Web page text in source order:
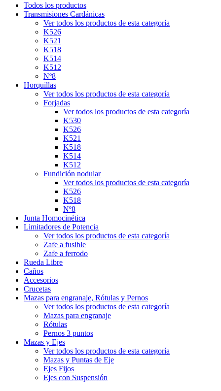
Todos los productos
Transmisiones Cardánicas
Ver todos los productos de esta categoría
K526
K521
K518
K514
K512
Nº8
Horquillas
Ver todos los productos de esta categoría
Forjadas
Ver todos los productos de esta categoría
K530
K526
K521
K518
K514
K512
Fundición nodular
Ver todos los productos de esta categoría
K526
K518
Nº8
Junta Homocinética
Limitadores de Potencia
Ver todos los productos de esta categoría
Zafe a fusible
Zafe a ferrodo
Rueda Libre
Caños
Accesorios
Crucetas
Mazas para engranaje, Rótulas y Pernos
Ver todos los productos de esta categoría
Mazas para engranaje
Rótulas
Pernos 3 puntos
Mazas y Ejes
Ver todos los productos de esta categoría
Mazas y Puntas de Eje
Ejes Fijos
Ejes con Suspensión